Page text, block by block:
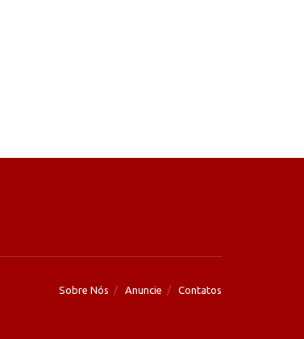
Sobre Nós Anuncie Contatos